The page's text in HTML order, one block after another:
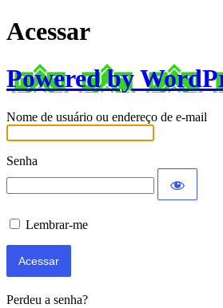
Acessar
Powered by
Nome de usuário ou endereço de e-mail
Senha
Lembrar-me
Perdeu a senha?